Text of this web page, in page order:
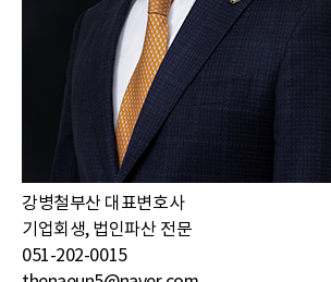
강병철부산 대표변호사
기업회생, 법인파산 전문
051-202-0015